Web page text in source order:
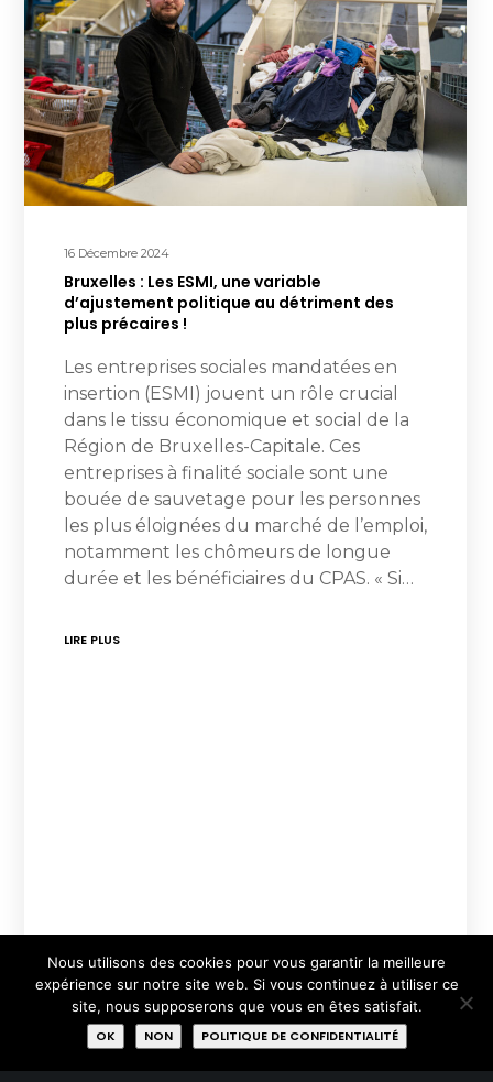
16 Décembre 2024
Bruxelles : Les ESMI, une variable
d’ajustement politique au détriment des
plus précaires !
Les entreprises sociales mandatées en
insertion (ESMI) jouent un rôle crucial
dans le tissu économique et social de la
Région de Bruxelles-Capitale. Ces
entreprises à finalité sociale sont une
bouée de sauvetage pour les personnes
les plus éloignées du marché de l’emploi,
notamment les chômeurs de longue
durée et les bénéficiaires du CPAS. « Si…
LIRE PLUS
Nous utilisons des cookies pour vous garantir la meilleure
expérience sur notre site web. Si vous continuez à utiliser ce
site, nous supposerons que vous en êtes satisfait.
OK
NON POLITIQUE DE CONFIDENTIALITÉ